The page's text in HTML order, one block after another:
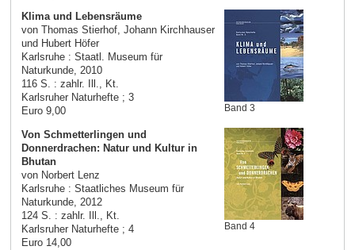
Band 3
Klima und Lebensräume
von Thomas Stierhof, Johann Kirchhauser
und Hubert Höfer
Karlsruhe : Staatl. Museum für
Naturkunde, 2010
116 S. : zahlr. Ill., Kt.
Karlsruher Naturhefte ; 3
Euro 9,00
Band 4
Von Schmetterlingen und
Donnerdrachen: Natur und Kultur in
Bhutan
von Norbert Lenz
Karlsruhe : Staatliches Museum für
Naturkunde, 2012
124 S. : zahlr. Ill., Kt.
Karlsruher Naturhefte ; 4
Euro 14,00